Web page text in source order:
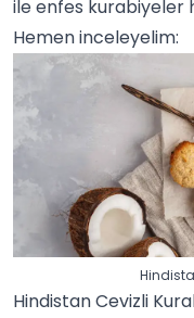
ile enfes kurabiyeler
Hemen inceleyelim:
Hindistan Cevizli